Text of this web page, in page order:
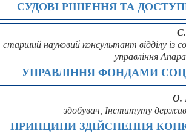
СУДОВІ РІШЕННЯ ТА
старший науковий консультант відділу із
управління
УПРАВЛІННЯ ФОНДАМИ
О.
здобувач, Інституту
ПРИНЦИПИ ЗДІЙСНЕННЯ